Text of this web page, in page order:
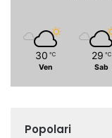
30 ℃
Ven
29 ℃
Sab
Popolari